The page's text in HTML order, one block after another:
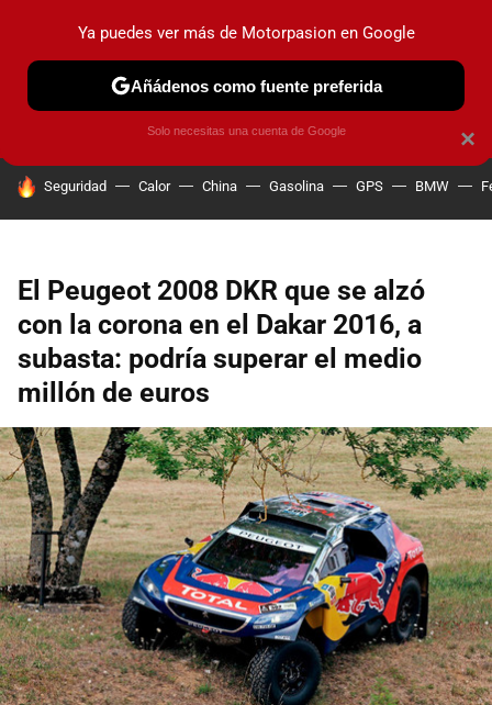
PRUEBAS COCHES ELÉCTRICOS OBSERVATORIO
HOY SE HABLA DE
Seguridad Calor China Gasolina GPS BMW
El Peugeot 2008 DKR que se alzó
con la corona en el Dakar 2016, a
subasta: podría superar el medio
millón de euros
×
Ya puedes ver más de Motorpasion en Google
Añádenos como fuente preferida
Solo necesitas una cuenta de Google